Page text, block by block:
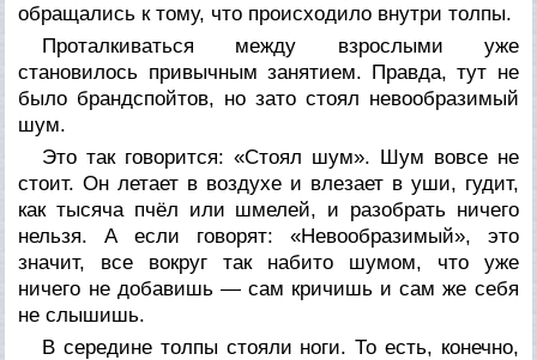
обращались к тому, что происходило внутри толпы.
Проталкиваться между взрослыми уже
становилось привычным занятием. Правда, тут не
было брандспойтов, но зато стоял невообразимый
шум.
Это так говорится: «Стоял шум». Шум вовсе не
стоит. Он летает в воздухе и влезает в уши, гудит,
как тысяча пчёл или шмелей, и разобрать ничего
нельзя. А если говорят: «Невообразимый», это
значит, все вокруг так набито шумом, что уже
ничего не добавишь — сам кричишь и сам же себя
не слышишь.
В середине толпы стояли ноги. То есть, конечно,